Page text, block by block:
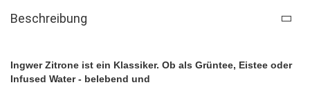
Beschreibung
Ingwer Zitrone ist ein Klassiker. Ob als Grüntee, Eistee oder
Infused Water - belebend und